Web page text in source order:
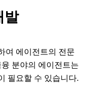
발
여 에이전트의 전문
분야의 에이전트는
필요할 수 있습니다.